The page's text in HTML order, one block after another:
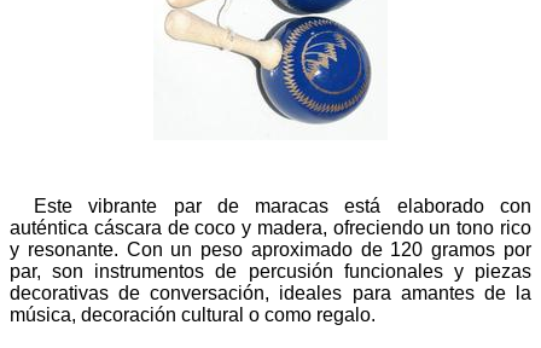
Este vibrante par de maracas está elaborado con
auténtica cáscara de coco y madera, ofreciendo un tono rico
y resonante. Con un peso aproximado de 120 gramos por
par, son instrumentos de percusión funcionales y piezas
decorativas de conversación, ideales para amantes de la
música, decoración cultural o como regalo.